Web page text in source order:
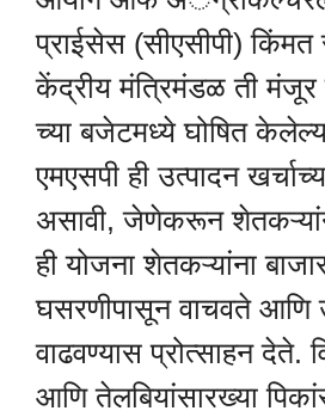
प्राईसेस (सीएसीपी)
केंद्रीय मंत्रिमंडळ ती
च्या बजेटमध्ये घोषित
एमएसपी ही उत्पादन
असावी, जेणेकरून
ही योजना शेतकऱ्यांना
घसरणीपासून वाचवते आणि
वाढवण्यास प्रोत्साहन देते.
आणि तेलबियांसारख्या